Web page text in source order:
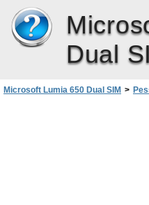
Dual
Microsoft Lumia 650 Dual SIM >